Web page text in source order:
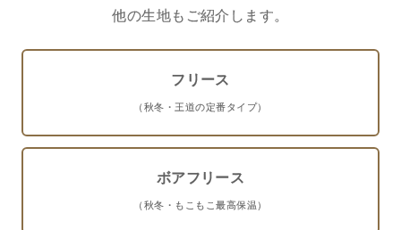
他の生地もご紹介します。
フリース
（秋冬・王道の定番タイプ）
ボアフリース
（秋冬・もこもこ最高保温）